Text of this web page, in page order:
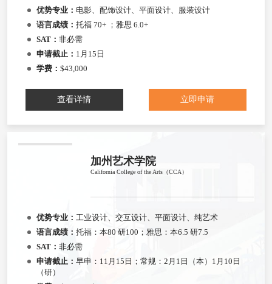
优势专业： 电影、配饰设计、平面设计、服装设计
语言成绩： 托福 70+ ；雅思 6.0+
SAT： 非必需
申请截止： 1月15日
学费： $43,000
查看详情 立即申请
加州艺术学院
California College of the Arts（CCA）
优势专业： 工业设计、交互设计、平面设计、纯艺术
语言成绩： 托福：本80 研100；雅思：本6.5 研7.5
SAT： 非必需
申请截止： 早申：11月15日；常规：2月1日（本）1月10日
（研）